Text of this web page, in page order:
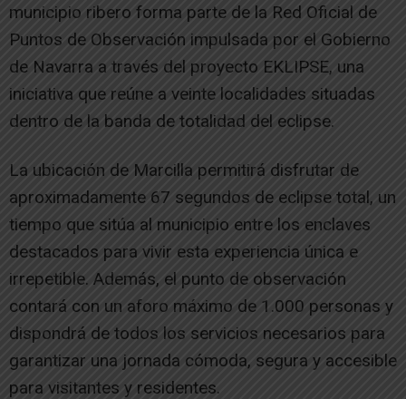
municipio ribero forma parte de la Red Oficial de
Puntos de Observación impulsada por el Gobierno
de Navarra a través del proyecto EKLIPSE, una
iniciativa que reúne a veinte localidades situadas
dentro de la banda de totalidad del eclipse.
La ubicación de Marcilla permitirá disfrutar de
aproximadamente 67 segundos de eclipse total, un
tiempo que sitúa al municipio entre los enclaves
destacados para vivir esta experiencia única e
irrepetible. Además, el punto de observación
contará con un aforo máximo de 1.000 personas y
dispondrá de todos los servicios necesarios para
garantizar una jornada cómoda, segura y accesible
para visitantes y residentes.